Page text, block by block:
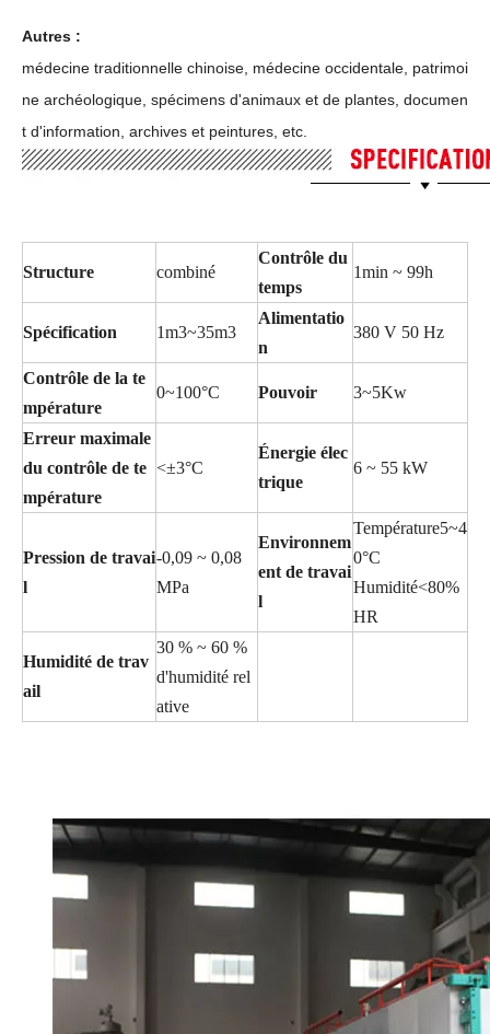
Autres :
médecine traditionnelle chinoise, médecine occidentale, patrimoi
ne archéologique, spécimens d'animaux et de plantes, documen
t d'information, archives et peintures, etc.
Structure combiné
Contrôle du
temps
1min ~ 99h
Spécification 1m3~35m3
Alimentatio
n
380 V 50 Hz
Contrôle de la te
mpérature
0~100°C Pouvoir 3~5Kw
Erreur maximale
du contrôle de te
mpérature
<±3°C
Énergie élec
trique
6 ~ 55 kW
Pression de travai
l
-0,09 ~ 0,08
MPa
Environnem
ent de travai
l
Température5~4
0°C
Humidité<80%
HR
Humidité de trav
ail
30 % ~ 60 %
d'humidité rel
ative